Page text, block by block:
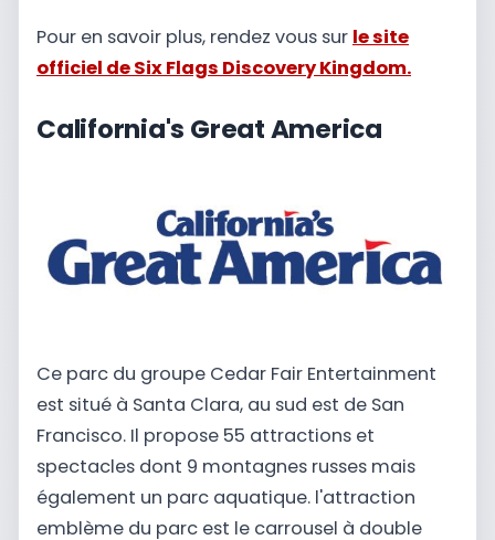
Pour en savoir plus, rendez vous sur le site
officiel de Six Flags Discovery Kingdom.
California's Great America
Ce parc du groupe Cedar Fair Entertainment
est situé à Santa Clara, au sud est de San
Francisco. Il propose 55 attractions et
spectacles dont 9 montagnes russes mais
également un parc aquatique. l'attraction
emblème du parc est le carrousel à double